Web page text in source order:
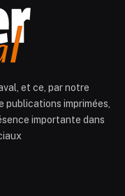
et ce, par notre
imprimées,
importante dans